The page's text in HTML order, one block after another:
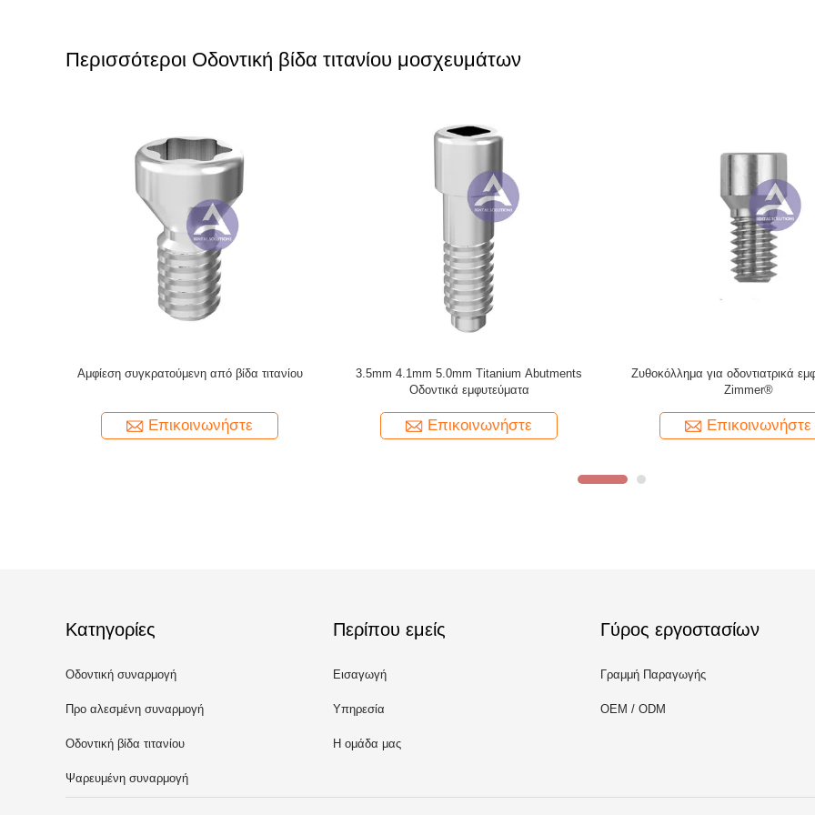
Περισσότεροι Οδοντική βίδα τιτανίου μοσχευμάτων
Arum Titanium Angled Screw No.1 (DS005)
Επικοινωνήστε
Arum Titanium Angled Screw No.18 (LM235)
Compatible Dentsply Ankylosl® Balance Base
Επικοινωνήστε
Osstem® Dental Implant
Multi Unit Screw Fits Mini/
Επικοινωνήστε
Κατηγορίες
Οδοντική συναρμογή
μοσχευμάτων
Προ αλεσμένη συναρμογή
Οδοντική βίδα τιτανίου
μοσχευμάτων
Ψαρευμένη συναρμογή
Περίπου εμείς
Εισαγωγή
Υπηρεσία
Η ομάδα μας
Γύρος εργοστασίων
Γραμμή Παραγωγής
OEM / ODM